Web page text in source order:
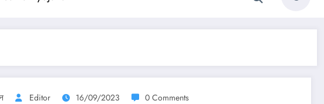
Editor 16/09/2023 0 Comments